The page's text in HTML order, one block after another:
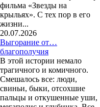
фильма «Звезды на
крыльях». С тех пор в его
жизни...
20.07.2026
Выгорание от…
благополучия
В этой истории немало
трагичного и комичного.
Смешалось все: люди,
свиньи, быки, отсохшие
пальцы и откушенные уши,